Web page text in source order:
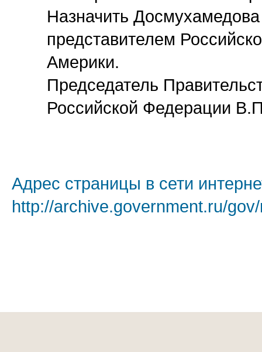
Назначить
представителем
Америки.
Председатель
Российской Федерации
Адрес страницы в сети
http://archive.government.ru/